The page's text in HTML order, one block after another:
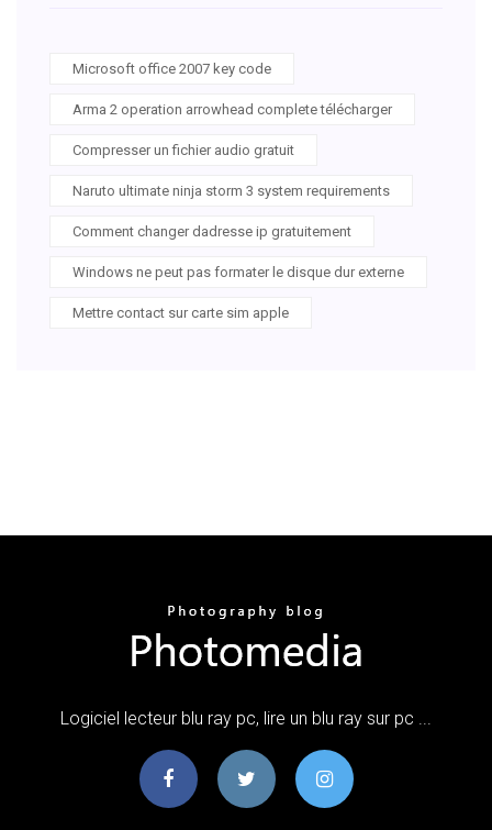
Microsoft office 2007 key code
Arma 2 operation arrowhead complete télécharger
Compresser un fichier audio gratuit
Naruto ultimate ninja storm 3 system requirements
Comment changer dadresse ip gratuitement
Windows ne peut pas formater le disque dur externe
Mettre contact sur carte sim apple
Logiciel lecteur blu ray pc, lire un blu ray sur pc ...